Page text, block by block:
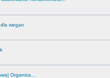
wegan
Organiza...